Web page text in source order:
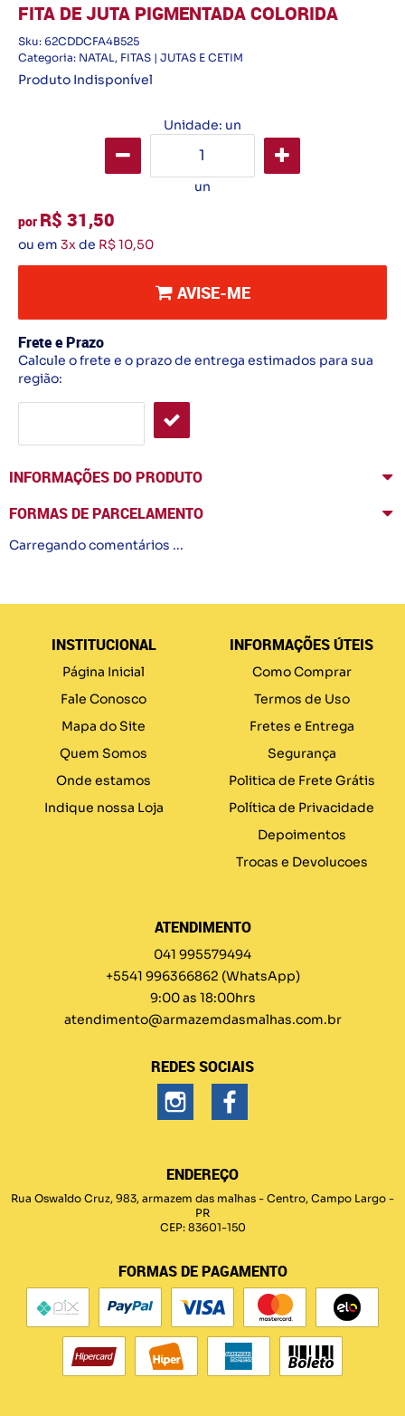
FITA DE JUTA PIGMENTADA COLORIDA
Sku: 62CDDCFA4B525
Categoria: NATAL, FITAS | JUTAS E CETIM
Produto Indisponível
Unidade: un
un
por R$ 31,50
ou em 3xde R$ 10,50
AVISE-ME
Frete e Prazo
Calcule o frete e o prazo de entrega estimados para sua
região:
INFORMAÇÕES DO PRODUTO
FORMAS DE PARCELAMENTO
Carregando comentários ...
INSTITUCIONAL
Página Inicial
Fale Conosco
Mapa do Site
Quem Somos
Onde estamos
Indique nossa Loja
INFORMAÇÕES ÚTEIS
Como Comprar
Termos de Uso
Fretes e Entrega
Segurança
Politica de Frete Grátis
Política de Privacidade
Depoimentos
Trocas e Devolucoes
ATENDIMENTO
041 995579494
+5541 996366862 (WhatsApp)
9:00 as 18:00hrs
atendimento@armazemdasmalhas.com.br
REDES SOCIAIS
ENDEREÇO
Rua Oswaldo Cruz, 983, armazem das malhas - Centro, Campo Largo -
PR
CEP: 83601-150
FORMAS DE PAGAMENTO